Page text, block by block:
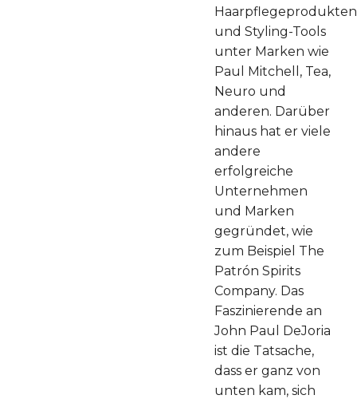
Haarpflegeprodukten
und Styling-Tools
unter Marken wie
Paul Mitchell, Tea,
Neuro und
anderen. Darüber
hinaus hat er viele
andere
erfolgreiche
Unternehmen
und Marken
gegründet, wie
zum Beispiel The
Patrón Spirits
Company. Das
Faszinierende an
John Paul DeJoria
ist die Tatsache,
dass er ganz von
unten kam, sich